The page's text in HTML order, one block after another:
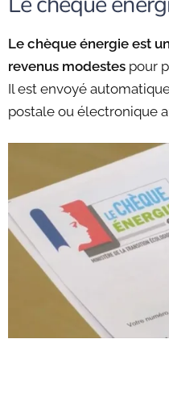
Le chèque énergie est
revenus modestes pour
Il est envoyé
postale ou électronique